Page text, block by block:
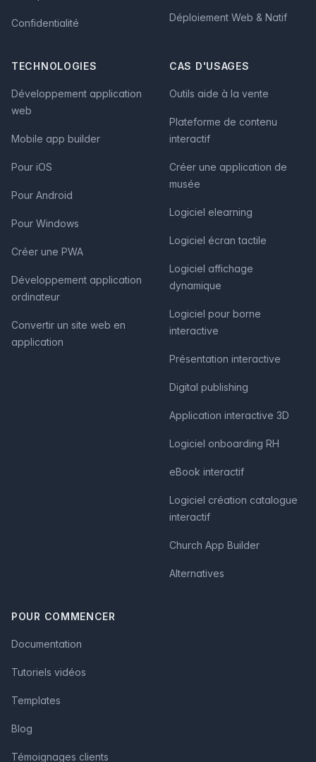
Confidentialité Déploiement Web & Natif
TECHNOLOGIES
Développement application
web
Mobile app builder
Pour iOS
Pour Android
Pour Windows
Créer une PWA
Développement application
ordinateur
Convertir un site web en
application
CAS D'USAGES
Outils aide à la vente
Plateforme de contenu
interactif
Créer une application de
musée
Logiciel elearning
Logiciel écran tactile
Logiciel affichage
dynamique
Logiciel pour borne
interactive
Présentation interactive
Digital publishing
Application interactive 3D
Logiciel onboarding RH
eBook interactif
Logiciel création catalogue
interactif
Church App Builder
Alternatives
POUR COMMENCER
Documentation
Tutoriels vidéos
Templates
Blog
Témoignages clients